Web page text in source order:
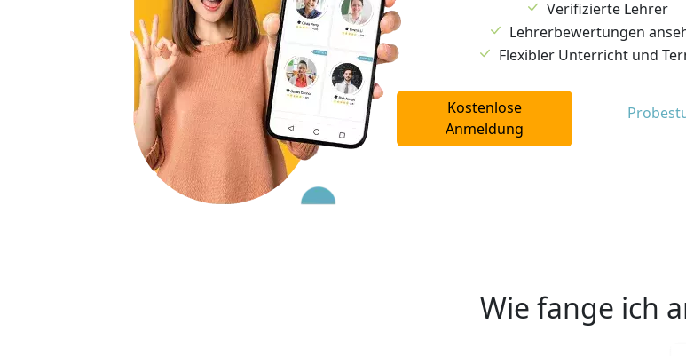
Verifizierte Lehrer
Lehrerbewertungen
Flexibler Unterricht und
Kostenlose
Anmeldung
Wie fange ich